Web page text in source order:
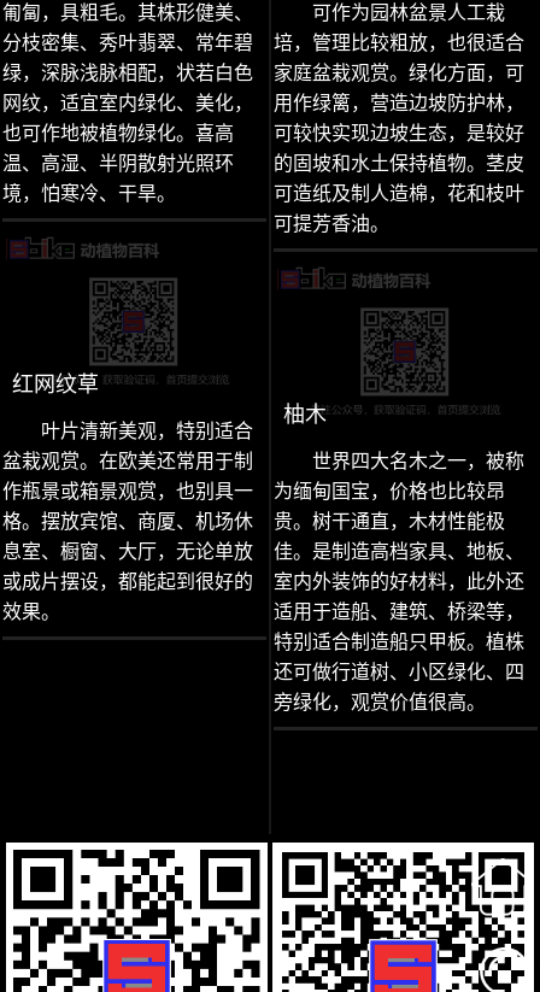
匍匐，具粗毛。其株形健美、
分枝密集、秀叶翡翠、常年碧
绿，深脉浅脉相配，状若白色
网纹，适宜室内绿化、美化，
也可作地被植物绿化。喜高
温、高湿、半阴散射光照环
境，怕寒冷、干旱。
红网纹草
叶片清新美观，特别适合
盆栽观赏。在欧美还常用于制
作瓶景或箱景观赏，也别具一
格。摆放宾馆、商厦、机场休
息室、橱窗、大厅，无论单放
或成片摆设，都能起到很好的
效果。
可作为园林盆景人工栽
培，管理比较粗放，也很适合
家庭盆栽观赏。绿化方面，可
用作绿篱，营造边坡防护林，
可较快实现边坡生态，是较好
的固坡和水土保持植物。茎皮
可造纸及制人造棉，花和枝叶
可提芳香油。
柚木
世界四大名木之一，被称
为缅甸国宝，价格也比较昂
贵。树干通直，木材性能极
佳。是制造高档家具、地板、
室内外装饰的好材料，此外还
适用于造船、建筑、桥梁等，
特别适合制造船只甲板。植株
还可做行道树、小区绿化、四
旁绿化，观赏价值很高。